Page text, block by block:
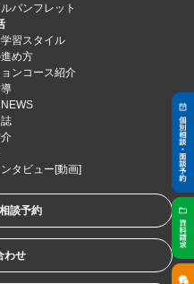
パンフレット
習スタイル
め方
ンコース紹介
タビュー[動画]
談予約
わせ